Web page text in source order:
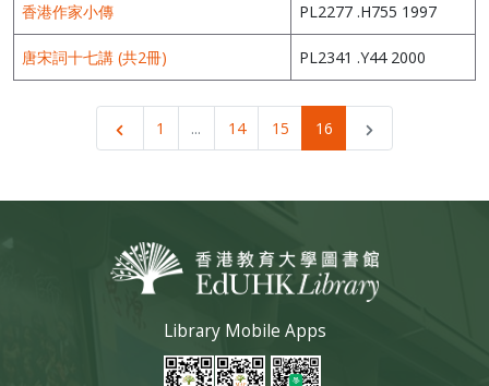
香港作家小傳 PL2277 .H755 1997
唐宋詞十七講 (共2冊) PL2341 .Y44 2000
1 ... 14 15 16
Library Mobile Apps